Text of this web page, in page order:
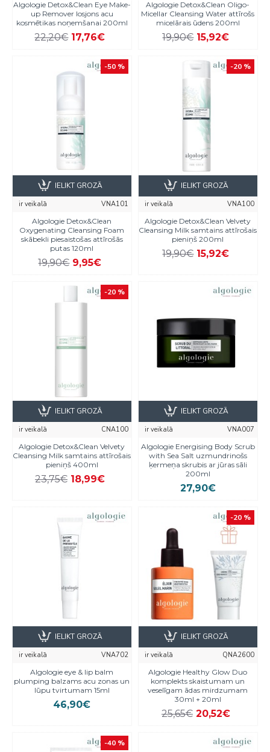
Algologie Detox&Clean Eye Make-
up Remover losjons acu
kosmētikas noņemšanai 200ml
22,20€ 17,76€
Algologie Detox&Clean Oligo-
Micellar Cleansing Water attīrošs
micelārais ūdens 200ml
19,90€ 15,92€
-50 %
ir veikalā
VNA101
Algologie Detox&Clean
Oxygenating Cleansing Foam
skābekli piesaistošas attīrošās
putas 120ml
19,90€ 9,95€
IELIKT GROZĀ
-20 %
ir veikalā
VNA100
Algologie Detox&Clean Velvety
Cleansing Milk samtains attīrošais
pieniņš 200ml
19,90€ 15,92€
IELIKT GROZĀ
-20 %
ir veikalā
CNA100
Algologie Detox&Clean Velvety
Cleansing Milk samtains attīrošais
pieniņš 400ml
23,75€ 18,99€
IELIKT GROZĀ
ir veikalā
VNA007
Algologie Energising Body Scrub
with Sea Salt uzmundrinošs
ķermeņa skrubis ar jūras sāli
200ml
27,90€
IELIKT GROZĀ
ir veikalā
VNA702
Algologie eye & lip balm
plumping balzams acu zonas un
lūpu tvirtumam 15ml
46,90€
IELIKT GROZĀ
-20 %
ir veikalā
QNA2600
Algologie Healthy Glow Duo
komplekts skaistumam un
veselīgam ādas mirdzumam
30ml + 20ml
25,65€ 20,52€
IELIKT GROZĀ
-40 %